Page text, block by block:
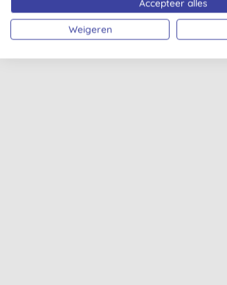
Accepteer alles
Weigeren